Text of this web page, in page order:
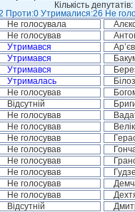
Кількість
Проти:0 Утрималися:26 Не
Не голосувала
Не голосував
Утримався
Утримався
Утримався
Утрималась
Не голосував
Відсутній
Не голосував
Не голосував
Не голосував
Не голосував
Не голосував
Не голосував
Не голосував
Не голосував
Відсутній